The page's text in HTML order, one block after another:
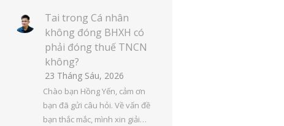
Tai trong Cá nhân
không đóng BHXH có
phải đóng thuế TNCN
không?
23 Tháng Sáu, 2026
Chào bạn Hồng Yến, cảm ơn
bạn đã gửi câu hỏi. Về vấn đề
bạn thắc mắc, mình xin giải…